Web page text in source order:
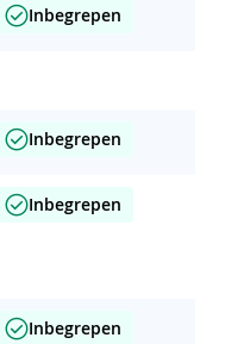
Inbegrepen
Inbegrepen
Inbegrepen
Inbegrepen